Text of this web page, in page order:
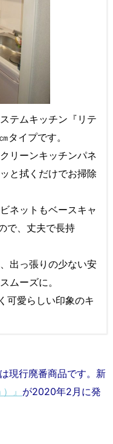
テムキッチン『リテ
タイプです。
リーンキッチンパネ
と拭くだけでお掃除
ネットもベースキャ
で、丈夫で長持
出っ張りの少ない安
ムーズに。
可愛らしい印象のキ
現行廃番商品です。新
』 が2020年2月に発